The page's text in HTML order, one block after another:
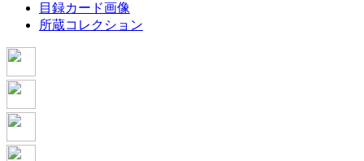
目録カード画像
所蔵コレクション